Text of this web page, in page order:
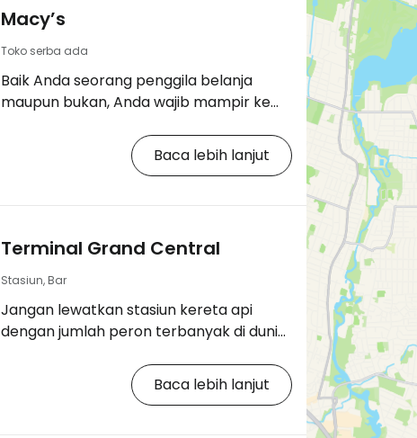
Macy’s
Toko serba ada
Baik Anda seorang penggila belanja
maupun bukan, Anda wajib mampir ke
"10 hotel paling mewah di New York"
https://www.booking.com/city/us/new-
beragam pilihan busana di 10 lantai. Akan
ada banyak diskon menarik juga –
bertuliskan DISKON 70–90%. Bagaimana
pengalaman kami…
Baca lebih lanjut
Terminal Grand Central
Stasiun, Bar
Jangan lewatkan stasiun kereta api
dengan jumlah peron terbanyak di dunia
interiornya pasti akan memukau Anda.
[btn "Temukan hotel murah di
Baca lebih lanjut